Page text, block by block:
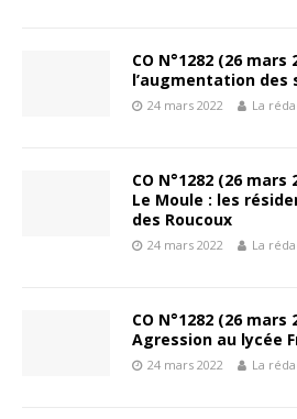
CO N°1282 (26 mars
l’augmentation des
24 mars 2022 La
CO N°1282 (26 mars
Le Moule : les
des Roucoux
24 mars 2022 La
CO N°1282 (26
Agression au lycée
24 mars 2022 La